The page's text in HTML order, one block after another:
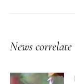
News correlate